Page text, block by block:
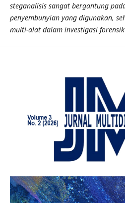
steganalisis sangat bergantung
penyembunyian yang digunakan,
multi-alat dalam investigasi